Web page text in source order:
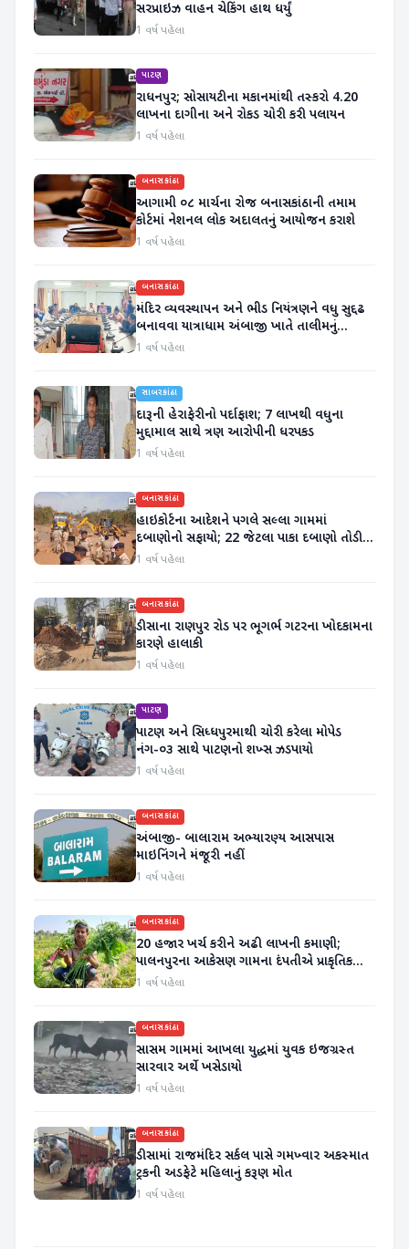
સરપ્રાઇઝ વાહન ચેકિંગ હાથ ધર્યું
1 વર્ષ પહેલા
પાટણ
રાધનપુર; સોસાયટીના મકાનમાંથી તસ્કરો 4.20
લાખના દાગીના અને રોકડ ચોરી કરી પલાયન
1 વર્ષ પહેલા
બનાસકાંઠા
આગામી ૦૮ માર્ચના રોજ બનાસકાંઠાની તમામ
કોર્ટમાં નેશનલ લોક અદાલતનું આયોજન કરાશે
1 વર્ષ પહેલા
બનાસકાંઠા
મંદિર વ્યવસ્થાપન અને ભીડ નિયંત્રણને વધુ સુદ્દઢ
બનાવવા યાત્રાધામ અંબાજી ખાતે તાલીમનું
આયોજન કરાયું
1 વર્ષ પહેલા
સાબરકાંઠા
દારૂની હેરાફેરીનો પર્દાફાશ; 7 લાખથી વધુના
મુદ્દામાલ સાથે ત્રણ આરોપીની ધરપકડ
1 વર્ષ પહેલા
બનાસકાંઠા
હાઇકોર્ટના આદેશને પગલે સલ્લા ગામમાં
દબાણોનો સફાયો; 22 જેટલા પાકા દબાણો તોડી
પડાયા
1 વર્ષ પહેલા
બનાસકાંઠા
ડીસાના રાણપુર રોડ પર ભૂગર્ભ ગટરના ખોદકામના
કારણે હાલાકી
1 વર્ષ પહેલા
પાટણ
પાટણ અને સિધ્ધપુરમાથી ચોરી કરેલા મોપેડ
નંગ-૦૩ સાથે પાટણનો શખ્સ ઝડપાયો
1 વર્ષ પહેલા
બનાસકાંઠા
અંબાજી- બાલારામ અભ્યારણ્ય આસપાસ
માઇનિંગને મંજૂરી નહીં
1 વર્ષ પહેલા
બનાસકાંઠા
20 હજાર ખર્ચ કરીને અઢી લાખની કમાણી;
પાલનપુરના આકેસણ ગામના દંપતીએ પ્રાકૃતિક
ખેતી અપનાવી
1 વર્ષ પહેલા
બનાસકાંઠા
સાસમ ગામમાં આખલા યુદ્ધમાં યુવક ઇજગ્રસ્ત
સારવાર અર્થે ખસેડાયો
1 વર્ષ પહેલા
બનાસકાંઠા
ડીસામાં રાજમંદિર સર્કલ પાસે ગમખ્વાર અકસ્માત
ટ્રકની અડફેટે મહિલાનું કરૂણ મોત
1 વર્ષ પહેલા